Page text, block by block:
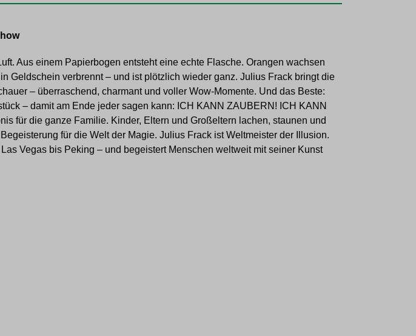
Aus einem Papierbogen entsteht eine echte Flasche. Orangen wachsen
Geldschein verbrennt – und ist plötzlich wieder ganz. Julius Frack bringt die
– überraschend, charmant und voller Wow-Momente. Und das Beste:
– damit am Ende jeder sagen kann: ICH KANN ZAUBERN! ICH KANN
für die ganze Familie. Kinder, Eltern und Großeltern lachen, staunen und
für die Welt der Magie. Julius Frack ist Weltmeister der Illusion.
Vegas bis Peking – und begeistert Menschen weltweit mit seiner Kunst